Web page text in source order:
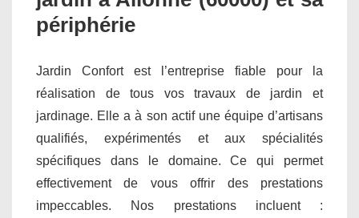
périphérie
Jardin Confort est l’entreprise fiable pour la
réalisation de tous vos travaux de jardin et
jardinage. Elle a à son actif une équipe d’artisans
qualifiés, expérimentés et aux spécialités
spécifiques dans le domaine. Ce qui permet
effectivement de vous offrir des prestations
impeccables. Nos prestations incluent :